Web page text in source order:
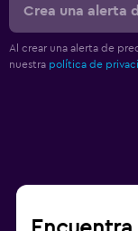
Crea una alerta
Al crear una alerta de
nuestra política de